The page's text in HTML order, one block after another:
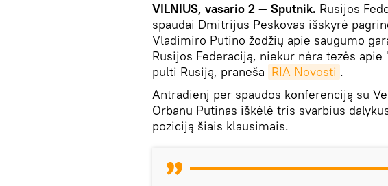
VILNIUS, vasario 2 — Sputnik. Rusijos
spaudai Dmitrijus Peskovas išskyrė
Vladimiro Putino žodžių apie saugumo
Rusijos Federaciją, niekur nėra tezės
pulti Rusiją, praneša RIA Novosti .
Antradienį per spaudos konferenciją su
Orbanu Putinas iškėlė tris svarbius
poziciją šiais klausimais.